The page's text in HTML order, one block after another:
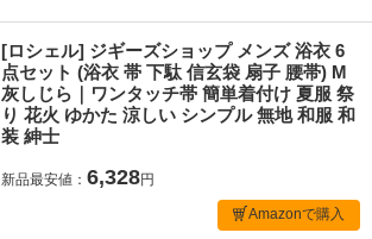
[ロシェル] ジギーズショップ メンズ 浴衣 6
点セット (浴衣 帯 下駄 信玄袋 扇子 腰帯) M
灰しじら｜ワンタッチ帯 簡単着付け 夏服 祭
り 花火 ゆかた 涼しい シンプル 無地 和服 和
装 紳士
新品最安値： 6,328円
Amazonで購入